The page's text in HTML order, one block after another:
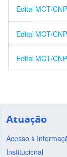
Edital MCT/
Edital MCT/
Edital MCT/
Atuação
Acesso à
Institucional